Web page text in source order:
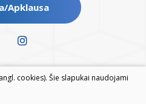
Apklausa
cookies). Šie slapukai naudojami